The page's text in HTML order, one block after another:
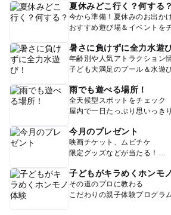
夏休みどこ行く？何する？
今から準備！夏休みのお出か
おすすめ遊び場＆イベントを
暑さに負けずに全力水遊
年齢別や人気アトラクション
子ども大満足のプール＆水遊
雨でも遊べる場所！
全天候型スポットをチェック
屋内で一日たっぷり思いっき
今月のプレゼント
映画チケット、ムビチケ
限定グッズなどが当たる！
子どもがキラめくホンモ
その道のプロに教わる
こだわりの親子体験プログラ